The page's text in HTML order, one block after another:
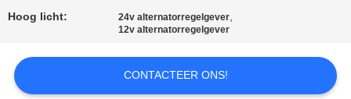
PRIVACYBELEID
Hoog licht: 24v alternatorregelgever,
12v alternatorregelgever
CONTACTEER ONS!